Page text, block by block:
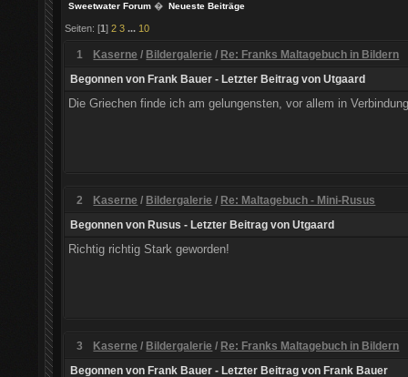
Sweetwater Forum � Neueste Beiträge
Seiten: [1]2 3 ... 10
1 Kaserne / Bildergalerie / Re: Franks Maltagebuch in Bildern
Begonnen von Frank Bauer - Letzter Beitrag von Utgaard
Die Griechen finde ich am gelungensten, vor allem in
2 Kaserne / Bildergalerie / Re: Maltagebuch - Mini-Rusus
Begonnen von Rusus - Letzter Beitrag von Utgaard
Richtig richtig Stark geworden!
3 Kaserne / Bildergalerie / Re: Franks Maltagebuch in Bildern
Begonnen von Frank Bauer - Letzter Beitrag von Frank Bauer